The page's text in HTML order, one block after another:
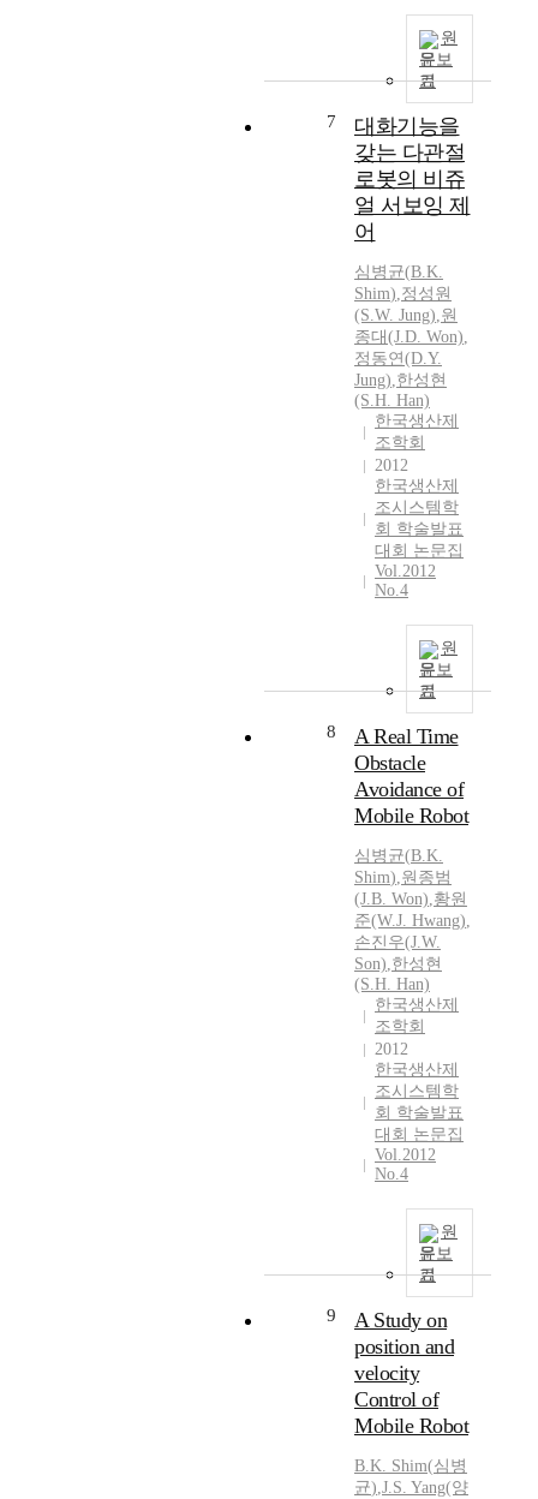
원
문보
기
7
대화기능을
갖는 다관절
로봇의 비쥬
얼 서보잉 제
어
심병균(B.K.
Shim),정성원
(S.W. Jung),원
종대(J.D. Won),
정동연(D.Y.
Jung),한성현
(S.H. Han)
한국생산제
조학회
2012
한국생산제
조시스템학
회 학술발표
대회 논문집
Vol.2012
No.4
원
문보
기
8
A Real Time
Obstacle
Avoidance of
Mobile Robot
심병균(B.K.
Shim),원종범
(J.B. Won),황원
준(W.J. Hwang),
손진우(J.W.
Son),한성현
(S.H. Han)
한국생산제
조학회
2012
한국생산제
조시스템학
회 학술발표
대회 논문집
Vol.2012
No.4
원
문보
기
9
A Study on
position and
velocity
Control of
Mobile Robot
B.K. Shim(심병
균),J.S. Yang(양